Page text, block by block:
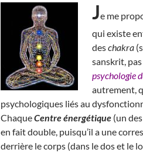
Je me
qui existe
deschakra
sanskrit,
psychologie
autrement,
psychologiques liés au
ChaqueCentre énergétique (un
en fait double, puisqu’il a une
derrière le corps (dans le dos et le